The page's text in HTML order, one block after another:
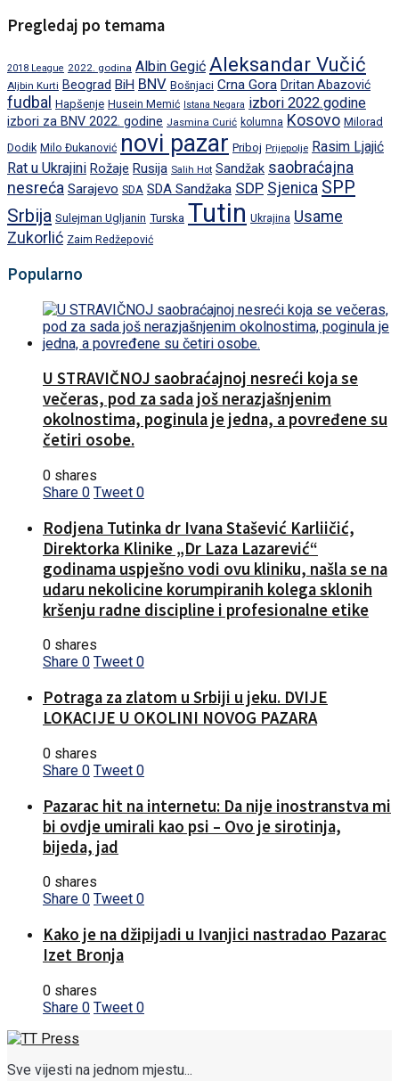
Pregledaj po temama
2018 League 2022. godina Albin Gegić Aleksandar Vučić
Aljbin Kurti Beograd BiH BNV Bošnjaci Crna Gora Dritan Abazović
fudbal Hapšenje Husein Memić Istana Negara izbori 2022.godine
izbori za BNV 2022. godine Jasmina Curić kolumna Kosovo Milorad
Dodik Milo Đukanović novi pazar Priboj Prijepolje Rasim Ljajić
Rat u Ukrajini Rožaje Rusija Salih Hot Sandžak saobraćajna
nesreća Sarajevo SDA SDA Sandžaka SDP Sjenica SPP
Srbija Sulejman Ugljanin Turska Tutin Ukrajina Usame
Zukorlić Zaim Redžepović
Popularno
U STRAVIČNOJ saobraćajnoj nesreći koja se
večeras, pod za sada još nerazjašnjenim
okolnostima, poginula je jedna, a povređene su
četiri osobe.
0 shares
Share 0 Tweet 0
Rodjena Tutinka dr Ivana Stašević Karliičić,
Direktorka Klinike „Dr Laza Lazarević“
godinama uspješno vodi ovu kliniku, našla se na
udaru nekolicine korumpiranih kolega sklonih
kršenju radne discipline i profesionalne etike
0 shares
Share 0 Tweet 0
Potraga za zlatom u Srbiji u jeku. DVIJE
LOKACIJE U OKOLINI NOVOG PAZARA
0 shares
Share 0 Tweet 0
Pazarac hit na internetu: Da nije inostranstva mi
bi ovdje umirali kao psi – Ovo je sirotinja,
bijeda, jad
0 shares
Share 0 Tweet 0
Kako je na džipijadi u Ivanjici nastradao Pazarac
Izet Bronja
0 shares
Share 0 Tweet 0
Sve vijesti na jednom mjestu...